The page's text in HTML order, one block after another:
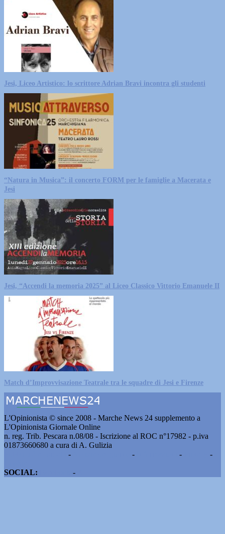
Jesi, Liceo Artistico: lo scrittore Adrian Bravi incontra gli studenti
“Natura in Musica”: il concerto FORM per le famiglie a Macerata e
Jesi
Jesi, “Accendi la memoria 2025” al Liceo Classico Vittorio Emanuele II
Match d’Improvvisazione Teatrale tra le squadre di Jesi e Firenze
L'Opinionista © since 2008 - Marche News 24 supplemento a
L'Opinionista Giornale Online
n. reg. Trib. Pescara n.08/08 - Iscrizione al ROC n°17982 - p.iva
01873660680 a cura di A. Gulizia
- - -
-
SOCIAL:
-